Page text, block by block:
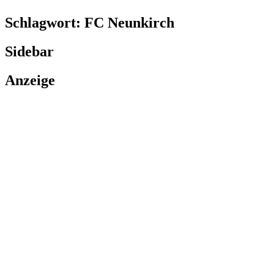
Schlagwort: FC Neunkirch
Sidebar
Anzeige